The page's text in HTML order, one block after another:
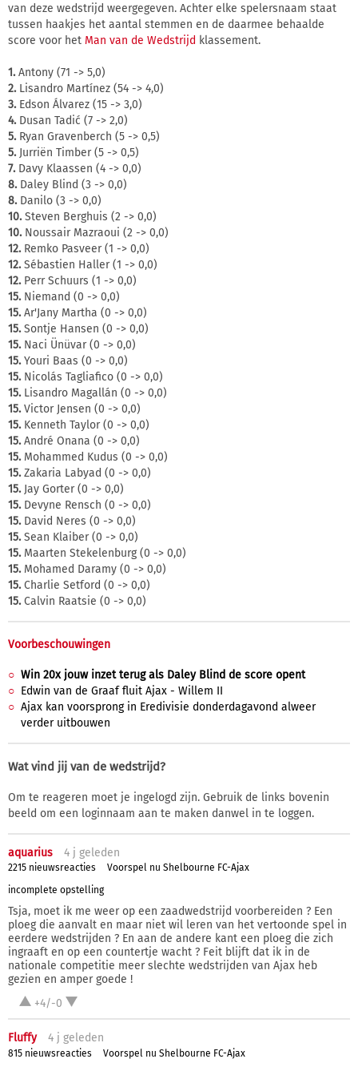
van deze wedstrijd weergegeven. Achter elke spelersnaam staat
tussen haakjes het aantal stemmen en de daarmee behaalde
score voor het Man van de Wedstrijd klassement.
1.Antony (71 -> 5,0)
2.Lisandro Martínez (54 -> 4,0)
3.Edson Álvarez (15 -> 3,0)
4.Dusan Tadić (7 -> 2,0)
5.Ryan Gravenberch (5 -> 0,5)
5.Jurriën Timber (5 -> 0,5)
7.Davy Klaassen (4 -> 0,0)
8.Daley Blind (3 -> 0,0)
8.Danilo (3 -> 0,0)
10.Steven Berghuis (2 -> 0,0)
10.Noussair Mazraoui (2 -> 0,0)
12.Remko Pasveer (1 -> 0,0)
12.Sébastien Haller (1 -> 0,0)
12.Perr Schuurs (1 -> 0,0)
15.Niemand (0 -> 0,0)
15.Ar'Jany Martha (0 -> 0,0)
15.Sontje Hansen (0 -> 0,0)
15.Naci Ünüvar (0 -> 0,0)
15.Youri Baas (0 -> 0,0)
15.Nicolás Tagliafico (0 -> 0,0)
15.Lisandro Magallán (0 -> 0,0)
15.Victor Jensen (0 -> 0,0)
15.Kenneth Taylor (0 -> 0,0)
15.André Onana (0 -> 0,0)
15.Mohammed Kudus (0 -> 0,0)
15.Zakaria Labyad (0 -> 0,0)
15.Jay Gorter (0 -> 0,0)
15.Devyne Rensch (0 -> 0,0)
15.David Neres (0 -> 0,0)
15.Sean Klaiber (0 -> 0,0)
15.Maarten Stekelenburg (0 -> 0,0)
15.Mohamed Daramy (0 -> 0,0)
15.Charlie Setford (0 -> 0,0)
15.Calvin Raatsie (0 -> 0,0)
Voorbeschouwingen
Win 20x jouw inzet terug als Daley Blind de score opent
Edwin van de Graaf fluit Ajax - Willem II
Ajax kan voorsprong in Eredivisie donderdagavond alweer
verder uitbouwen
Wat vind jij van de wedstrijd?
Om te reageren moet je ingelogd zijn. Gebruik de links bovenin
beeld om een loginnaam aan te maken danwel in te loggen.
aquarius 4 j geleden
2215 nieuwsreacties
Voorspel nu Shelbourne FC-Ajax
incomplete opstelling
Tsja, moet ik me weer op een zaadwedstrijd voorbereiden ? Een
ploeg die aanvalt en maar niet wil leren van het vertoonde spel in
eerdere wedstrijden ? En aan de andere kant een ploeg die zich
ingraaft en op een countertje wacht ? Feit blijft dat ik in de
nationale competitie meer slechte wedstrijden van Ajax heb
gezien en amper goede !
+4/-0
Fluffy 4 j geleden
815 nieuwsreacties
Voorspel nu Shelbourne FC-Ajax